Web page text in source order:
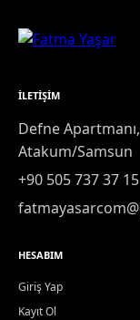
İLETIŞIM
Defne
Atakum/Samsun
+90 505 737 37 15
HESABIM
Giriş Yap
Kayıt Ol